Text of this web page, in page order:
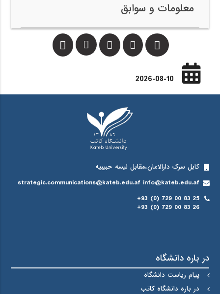
معلومات و سوابق
2026-08-10
کابل سرک دارالامان،مقابل لیسه حبیبیه
strategic.communications@kateb.edu.af info@kateb.edu.af
+93 (0) 729 00 83 25
+93 (0) 729 00 83 26
در باره دانشگاه
پیام ریاست دانشگاه
در باره دانشگاه کاتب